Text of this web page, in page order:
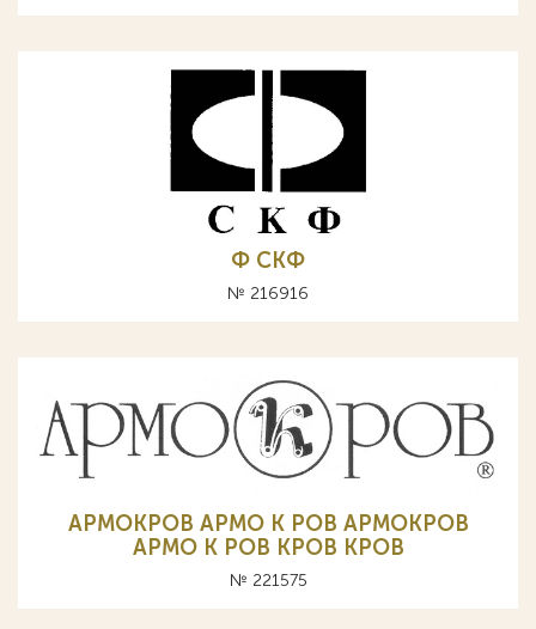
Ф СКФ
№ 216916
АРМОКРОВ АРМО К РОВ APMOKPOB
APMO K POB КРОВ KPOB
№ 221575